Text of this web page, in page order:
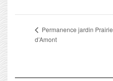
Permanence jardin Prairie
d’Amont